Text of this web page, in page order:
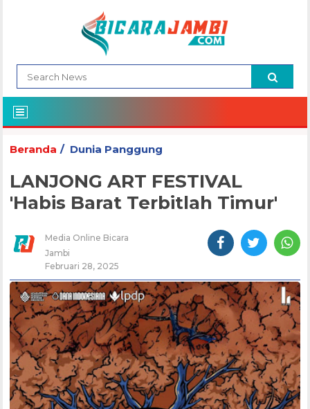
Beranda Dunia Panggung
LANJONG ART FESTIVAL
'Habis Barat Terbitlah Timur'
Media Online Bicara
Jambi
Februari 28, 2025